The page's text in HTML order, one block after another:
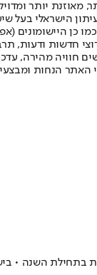
יותר
פורסמה ב-30 ביולי 2007,
חדשות ודעות,
חוויה
הנחות
השנה •